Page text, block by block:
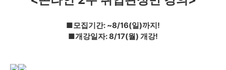
■모집기간: ~8/16(일)까지!
■개강일자: 8/17(월) 개강!